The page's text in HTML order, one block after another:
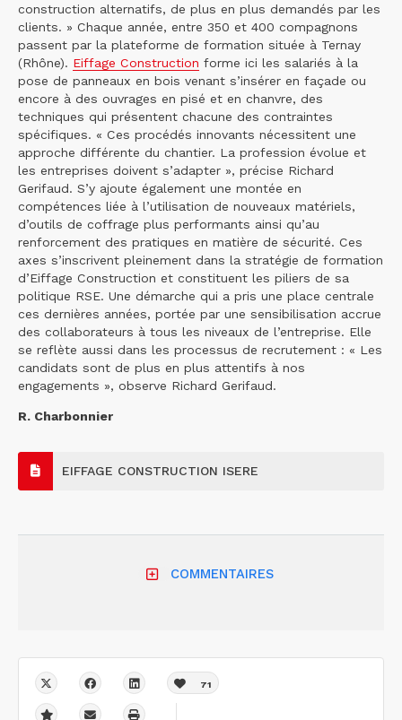
construction alternatifs, de plus en plus demandés par les
clients. » Chaque année, entre 350 et 400 compagnons
passent par la plateforme de formation située à Ternay
(Rhône). Eiffage Construction forme ici les salariés à la
pose de panneaux en bois venant s’insérer en façade ou
encore à des ouvrages en pisé et en chanvre, des
techniques qui présentent chacune des contraintes
spécifiques. « Ces procédés innovants nécessitent une
approche différente du chantier. La profession évolue et
les entreprises doivent s’adapter », précise Richard
Gerifaud. S’y ajoute également une montée en
compétences liée à l’utilisation de nouveaux matériels,
d’outils de coffrage plus performants ainsi qu’au
renforcement des pratiques en matière de sécurité. Ces
axes s’inscrivent pleinement dans la stratégie de formation
d’Eiffage Construction et constituent les piliers de sa
politique RSE. Une démarche qui a pris une place centrale
ces dernières années, portée par une sensibilisation accrue
des collaborateurs à tous les niveaux de l’entreprise. Elle
se reflète aussi dans les processus de recrutement : « Les
candidats sont de plus en plus attentifs à nos
engagements », observe Richard Gerifaud.
R. Charbonnier
EIFFAGE CONSTRUCTION ISERE
COMMENTAIRES
71